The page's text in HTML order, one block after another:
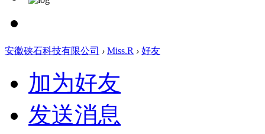
安徽硖石科技有限公司 › Miss.R › 好友
加为好友
发送消息